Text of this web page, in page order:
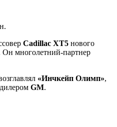
Cadillac XT5 нового
Он многолетний-партнер
«Инчкейп Олимп»,
GM.